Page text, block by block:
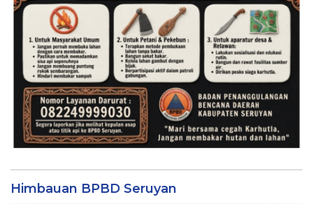
Himbauan BPBD Seruyan